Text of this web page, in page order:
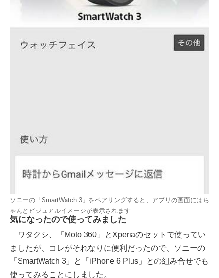
ソニーの「SmartWatch 3」をペアリングすると、アプリの画面にはち
ゃんとビジュアルイメージが表示されます
気になったので使ってみました
ワタクシ、「Moto 360」とXperiaのセットで使ってい
ましたが、コレがそれなりに便利だったので、ソニーの
「SmartWatch 3」と「iPhone 6 Plus」との組み合せでも
使ってみることにしました。